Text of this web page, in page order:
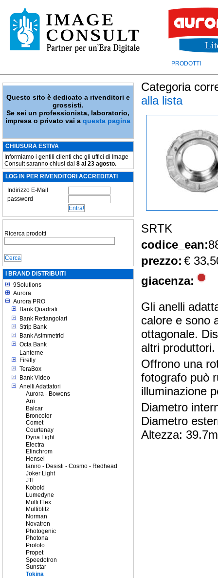
PRODOTTI
Questo sito è dedicato a rivenditori e
grossisti.
Se sei un professionista, laboratorio,
impresa o privato vai aquesta pagina
CHIUSURA ESTIVA
Informiamo i gentili clienti che gli uffici di Image
Consult saranno chiusi dal 8 al 23 agosto.
LOG IN PER RIVENDITORI ACCREDITATI
Indirizzo E-Mail
password
Ricerca prodotti
I BRAND DISTRIBUITI
9Solutions
Aurora
Aurora PRO
Bank Quadrati
Bank Rettangolari
Strip Bank
Bank Asimmetrici
Octa Bank
Lanterne
Firefly
TeraBox
Bank Video
Anelli Adattatori
Aurora - Bowens
Arri
Balcar
Broncolor
Comet
Courtenay
Dyna Light
Electra
Elinchrom
Hensel
Ianiro - Desisti - Cosmo - Redhead
Joker Light
JTL
Kobold
Lumedyne
Multi Flex
Multiblitz
Norman
Novatron
Photogenic
Photona
Profoto
Propet
Speedotron
Sunstar
Tokina
Categoria
alla lista
SRTK
codice_ean:
prezzo: €
giacenza:
Gli anelli
calore e sono
ottagonale.
altri produttori.
Offrono una
fotografo può
illuminazione
Diametro
Diametro
Altezza: